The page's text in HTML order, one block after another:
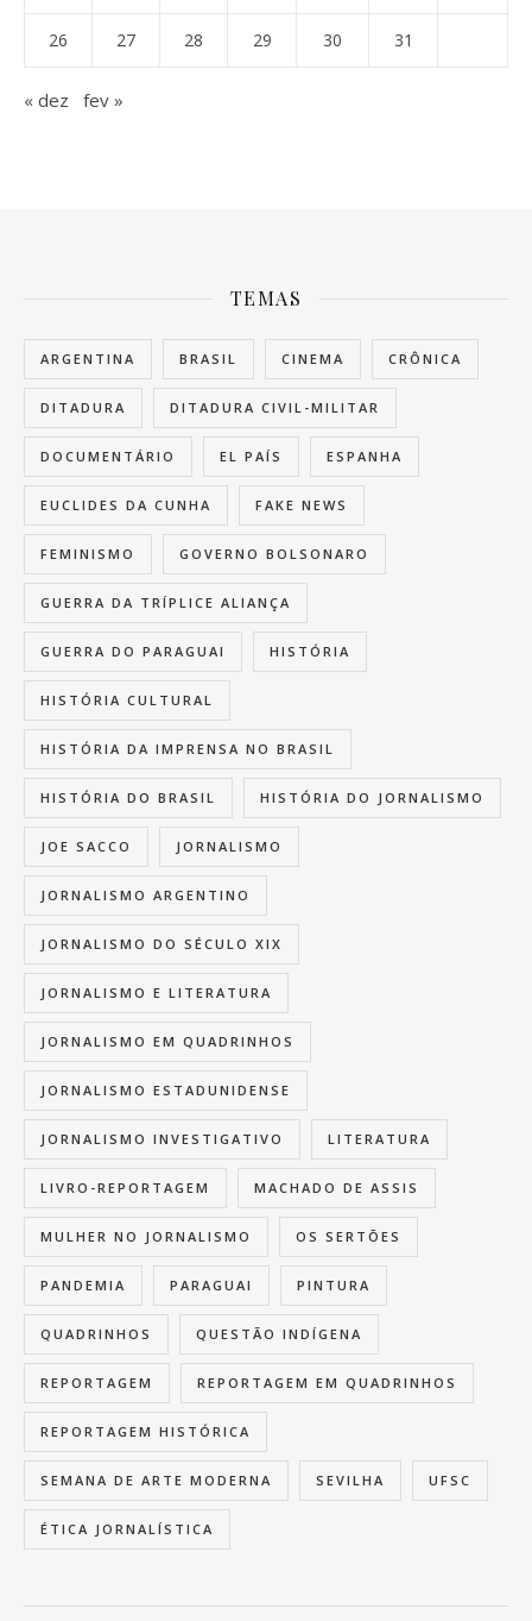
26 27 28 29 30 31
« dez fev »
TEMAS
ARGENTINA BRASIL CINEMA CRÔNICA
DITADURA DITADURA CIVIL-MILITAR
DOCUMENTÁRIO EL PAÍS ESPANHA
EUCLIDES DA CUNHA FAKE NEWS
FEMINISMO GOVERNO BOLSONARO
GUERRA DA TRÍPLICE ALIANÇA
GUERRA DO PARAGUAI HISTÓRIA
HISTÓRIA CULTURAL
HISTÓRIA DA IMPRENSA NO BRASIL
HISTÓRIA DO BRASIL HISTÓRIA DO JORNALISMO
JOE SACCO JORNALISMO
JORNALISMO ARGENTINO
JORNALISMO DO SÉCULO XIX
JORNALISMO E LITERATURA
JORNALISMO EM QUADRINHOS
JORNALISMO ESTADUNIDENSE
JORNALISMO INVESTIGATIVO LITERATURA
LIVRO-REPORTAGEM MACHADO DE ASSIS
MULHER NO JORNALISMO OS SERTÕES
PANDEMIA PARAGUAI PINTURA
QUADRINHOS QUESTÃO INDÍGENA
REPORTAGEM REPORTAGEM EM QUADRINHOS
REPORTAGEM HISTÓRICA
SEMANA DE ARTE MODERNA SEVILHA UFSC
ÉTICA JORNALÍSTICA